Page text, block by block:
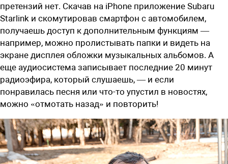
претензий нет. Скачав на iPhone приложение Subaru
Starlink и скомутировав смартфон с автомобилем,
получаешь доступ к дополнительным функциям —
например, можно пролистывать папки и видеть на
экране дисплея обложки музыкальных альбомов. А
еще аудиосистема записывает последние 20 минут
радиоэфира, который слушаешь, — и если
понравилась песня или что-то упустил в новостях,
можно «отмотать назад» и повторить!